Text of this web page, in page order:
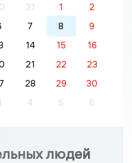
31 1
2
7 8
9
14 15
16
21 22
23
28 29
30
4 5 6
людей